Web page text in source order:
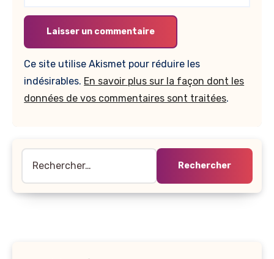
Ce site utilise Akismet pour réduire les
indésirables. En savoir plus sur la façon dont les
données de vos commentaires sont traitées.